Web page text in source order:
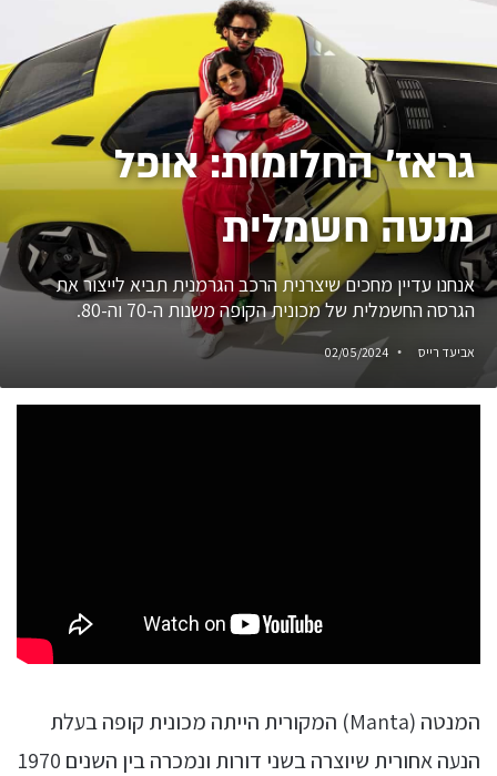
גראז' החלומות: אופל
מנטה חשמלית
אנחנו עדיין מחכים שיצרנית הרכב הגרמנית תביא לייצור את
הגרסה החשמלית של מכונית הקופה משנות ה-70 וה-80.
אביעד רייס 02/05/2024
המנטה (Manta) המקורית הייתה מכונית קופה בעלת
הנעה אחורית שיוצרה בשני דורות ונמכרה בין השנים 1970